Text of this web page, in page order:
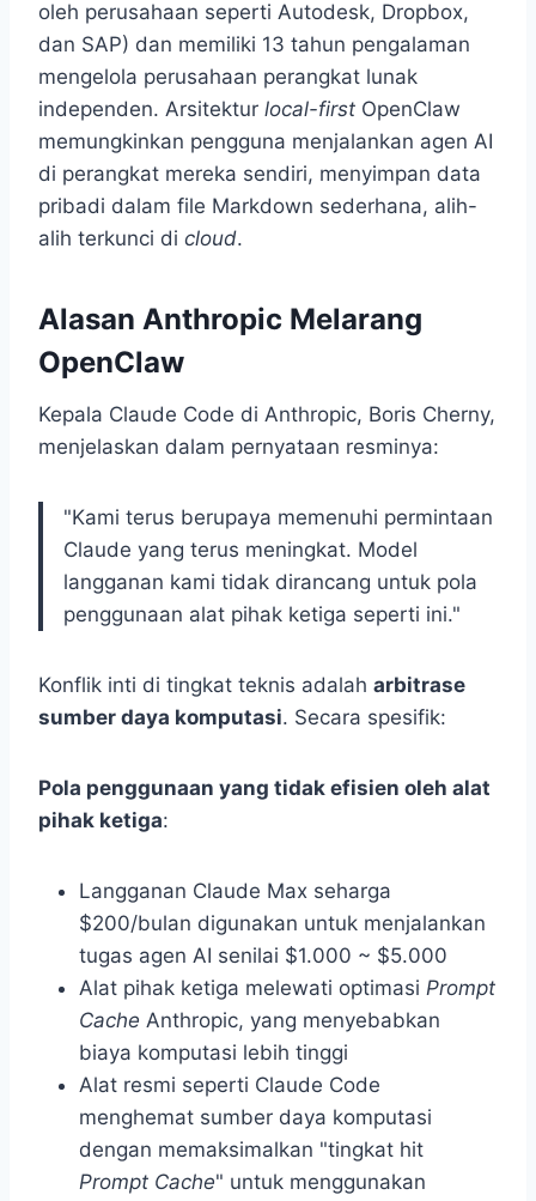
oleh perusahaan seperti Autodesk, Dropbox,
dan SAP) dan memiliki 13 tahun pengalaman
mengelola perusahaan perangkat lunak
independen. Arsitektur local-first OpenClaw
memungkinkan pengguna menjalankan agen AI
di perangkat mereka sendiri, menyimpan data
pribadi dalam file Markdown sederhana, alih-
alih terkunci di cloud.
Alasan Anthropic Melarang
OpenClaw
Kepala Claude Code di Anthropic, Boris Cherny,
menjelaskan dalam pernyataan resminya:
"Kami terus berupaya memenuhi permintaan
Claude yang terus meningkat. Model
langganan kami tidak dirancang untuk pola
penggunaan alat pihak ketiga seperti ini."
Konflik inti di tingkat teknis adalah arbitrase
sumber daya komputasi. Secara spesifik:
Pola penggunaan yang tidak efisien oleh alat
pihak ketiga:
Langganan Claude Max seharga
$200/bulan digunakan untuk menjalankan
tugas agen AI senilai $1.000 ~ $5.000
Alat pihak ketiga melewati optimasi Prompt
Cache Anthropic, yang menyebabkan
biaya komputasi lebih tinggi
Alat resmi seperti Claude Code
menghemat sumber daya komputasi
dengan memaksimalkan "tingkat hit
Prompt Cache" untuk menggunakan